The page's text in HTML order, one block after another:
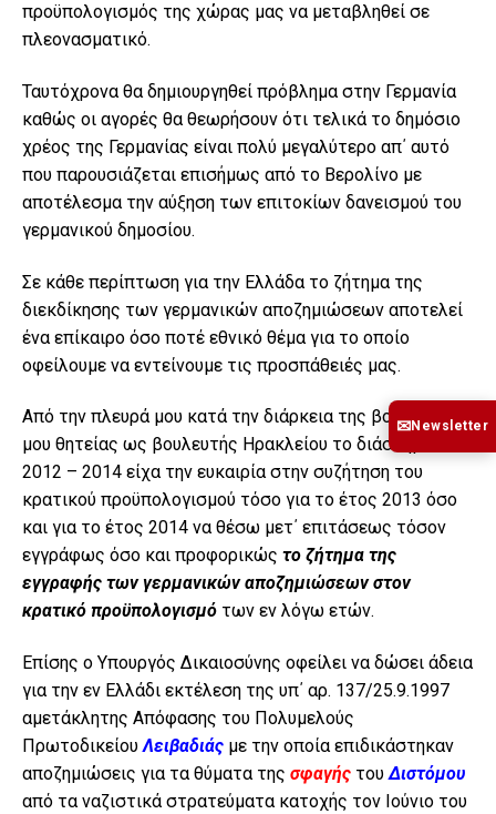
προϋπολογισμός της χώρας μας να μεταβληθεί σε
πλεονασματικό.
Ταυτόχρονα θα δημιουργηθεί πρόβλημα στην Γερμανία
καθώς οι αγορές θα θεωρήσουν ότι τελικά το δημόσιο
χρέος της Γερμανίας είναι πολύ μεγαλύτερο απ΄ αυτό
που παρουσιάζεται επισήμως από το Βερολίνο με
αποτέλεσμα την αύξηση των επιτοκίων δανεισμού του
γερμανικού δημοσίου.
Σε κάθε περίπτωση για την Ελλάδα το ζήτημα της
διεκδίκησης των γερμανικών αποζημιώσεων αποτελεί
ένα επίκαιρο όσο ποτέ εθνικό θέμα για το οποίο
οφείλουμε να εντείνουμε τις προσπάθειές μας.
Από την πλευρά μου κατά την διάρκεια της βουλευτικής
μου θητείας ως βουλευτής Ηρακλείου το διάστημα
2012 – 2014 είχα την ευκαιρία στην συζήτηση του
κρατικού προϋπολογισμού τόσο για το έτος 2013 όσο
και για το έτος 2014 να θέσω μετ΄ επιτάσεως τόσον
εγγράφως όσο και προφορικώς το ζήτημα της
εγγραφής των γερμανικών αποζημιώσεων στον
κρατικό προϋπολογισμό των εν λόγω ετών.
Επίσης ο Υπουργός Δικαιοσύνης οφείλει να δώσει άδεια
για την εν Ελλάδι εκτέλεση της υπ΄ αρ. 137/25.9.1997
αμετάκλητης Απόφασης του Πολυμελούς
ΠρωτοδικείουΛειβαδιάς με την οποία επιδικάστηκαν
αποζημιώσεις για τα θύματα της σφαγής τουΔιστόμου
από τα ναζιστικά στρατεύματα κατοχής τον Ιούνιο του
✉Newsletter